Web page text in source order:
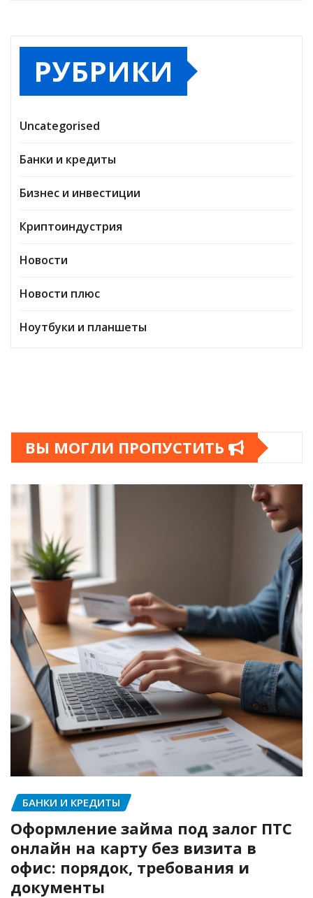
РУБРИКИ
Uncategorised
Банки и кредиты
Бизнес и инвестиции
Криптоиндустрия
Новости
Новости плюс
Ноутбуки и планшеты
ВЫ МОГЛИ ПРОПУСТИТЬ
БАНКИ И КРЕДИТЫ
Оформление займа под залог ПТС
онлайн на карту без визита в
офис: порядок, требования и
документы